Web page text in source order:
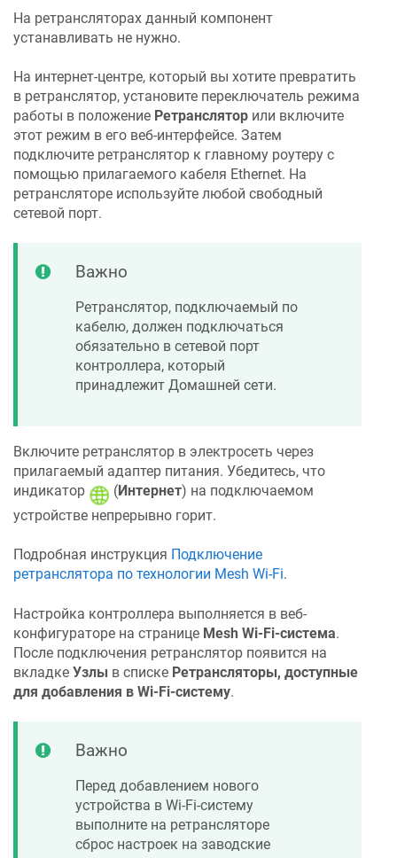
На ретрансляторах данный компонент
устанавливать не нужно.
На интернет-центре, который вы хотите превратить
в ретранслятор, установите переключатель режима
работы в положение Ретранслятор или включите
этот режим в его веб-интерфейсе. Затем
подключите ретранслятор к главному роутеру с
помощью прилагаемого кабеля Ethernet. На
ретрансляторе используйте любой свободный
сетевой порт.
Важно
Ретранслятор, подключаемый по
кабелю, должен подключаться
обязательно в сетевой порт
контроллера, который
принадлежит Домашней сети.
Включите ретранслятор в электросеть через
прилагаемый адаптер питания. Убедитесь, что
индикатор
(Интернет) на подключаемом
устройстве непрерывно горит.
Подробная инструкция Подключение
ретранслятора по технологии Mesh Wi-Fi.
Настройка контроллера выполняется в веб-
конфигураторе на странице Mesh Wi-Fi-система.
После подключения ретранслятор появится на
вкладке Узлы в списке Ретрансляторы, доступные
для добавления в Wi-Fi-систему.
Важно
Перед добавлением нового
устройства в Wi-Fi-систему
выполните на ретрансляторе
сброс настроек на заводские